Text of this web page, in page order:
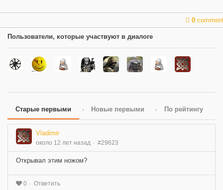
0
Пользователи, которые участвуют в диалоге
Старые первыми Новые первыми По рейтингу
Vladimir
около 12 лет назад #29623
Открывал этим ножом?
0 Ответить